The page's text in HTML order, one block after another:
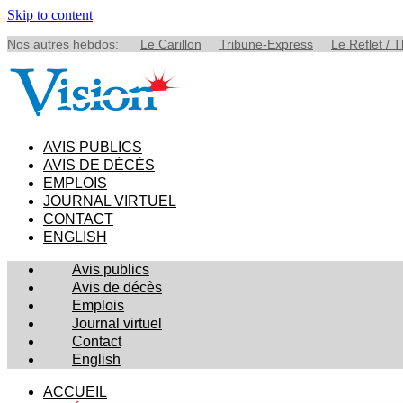
Skip to content
Nos autres hebdos: Le Carillon Tribune-Express Le Reflet /
AVIS PUBLICS
AVIS DE DÉCÈS
EMPLOIS
JOURNAL VIRTUEL
CONTACT
ENGLISH
Avis publics
Avis de décès
Emplois
Journal virtuel
Contact
English
ACCUEIL